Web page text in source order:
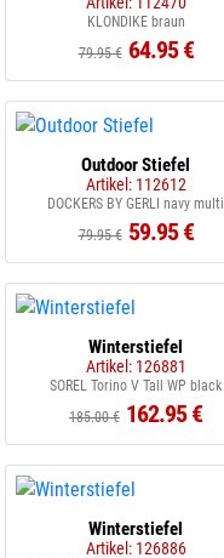
KLONDIKE braun
79.95 € 64.95 €
Outdoor Stiefel
Artikel: 112612
DOCKERS BY GERLI navy multi
79.95 € 59.95 €
Winterstiefel
Artikel: 126881
SOREL Torino V Tall WP black
185.00 € 162.95 €
Winterstiefel
Artikel: 126886